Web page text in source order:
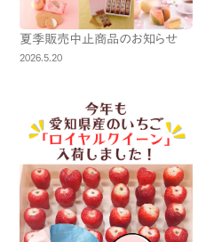
夏季販売中止商品のお知らせ
2026.5.20